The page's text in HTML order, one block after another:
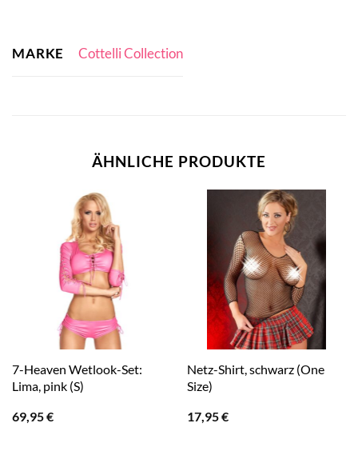
MARKE Cottelli Collection
ÄHNLICHE PRODUKTE
7-Heaven Wetlook-Set:
Lima, pink (S)
69,95€
Netz-Shirt, schwarz (One
Size)
17,95€